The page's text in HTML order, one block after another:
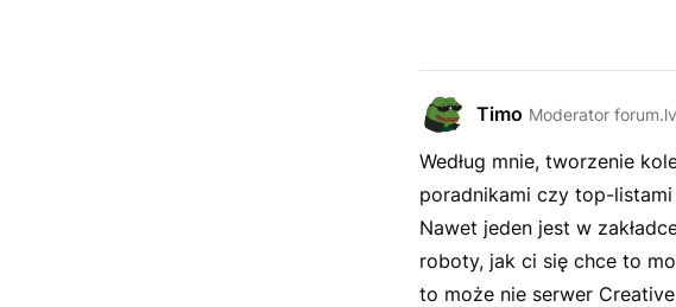
Timo Moderator
Według mnie, tworzenie
poradnikami czy top-
Nawet jeden jest w
roboty, jak ci się chce to
to może nie serwer